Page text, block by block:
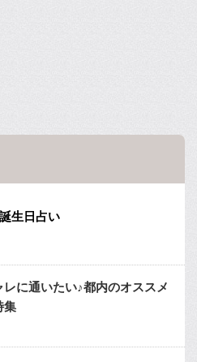
生日占い
に通いたい♪都内のオススメ
集